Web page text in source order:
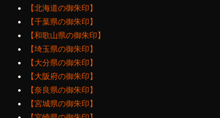
【北海道の御朱印】
【千葉県の御朱印】
【和歌山県の御朱印】
【埼玉県の御朱印】
【大分県の御朱印】
【大阪府の御朱印】
【奈良県の御朱印】
【宮城県の御朱印】